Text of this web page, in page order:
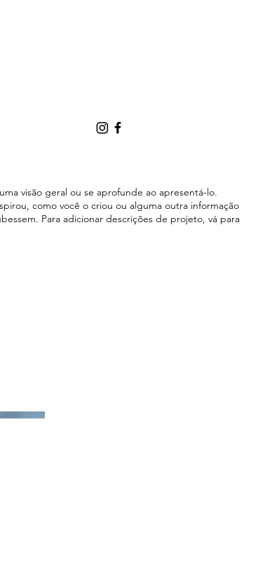
visão geral ou se aprofunde ao apresentá-lo.
como você o criou ou alguma outra informação
Para adicionar descrições de projeto, vá para